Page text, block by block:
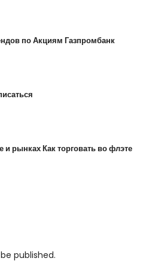
по Акциям Газпромбанк
и рынках Как торговать во флэте
published.